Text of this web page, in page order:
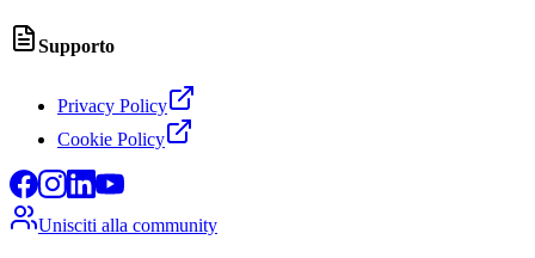
Supporto
Privacy Policy
Cookie Policy
Unisciti alla community